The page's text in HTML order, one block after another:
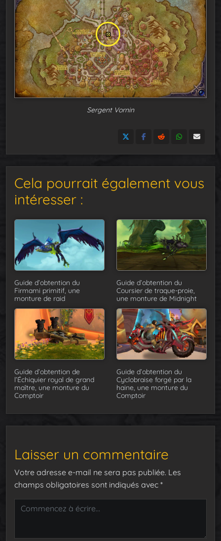
Sergent Vornin
Cela pourrait également vous
intéresser :
Guide d’obtention du
Firmami primitif, une
monture de raid
Guide d’obtention du
Coursier de traque-proie,
une monture de Midnight
Guide d’obtention de
l’Échiquier royal de grand
maître, une monture du
Comptoir
Guide d’obtention du
Cyclobraise forgé par la
haine, une monture du
Comptoir
Laisser un commentaire
Votre adresse e-mail ne sera pas publiée. Les
champs obligatoires sont indiqués avec *